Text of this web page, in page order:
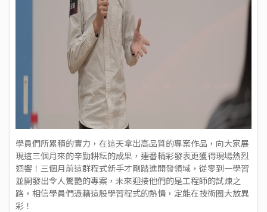
學員們所累積的實力，在這天拿出高品質的專案作品，向大家展
現這三個月來的辛勤耕耘的成果，連番精彩發表更獲得現場熱烈
迴響！三個月前這群程式新手才剛踏進開發領域，從零到一學習
並開發出令人驚艷的專案，未來迎接他們的是工程師的試煉之
路，相信學員們憑藉這股學習程式的熱情，定能在技術圈大放異
彩！